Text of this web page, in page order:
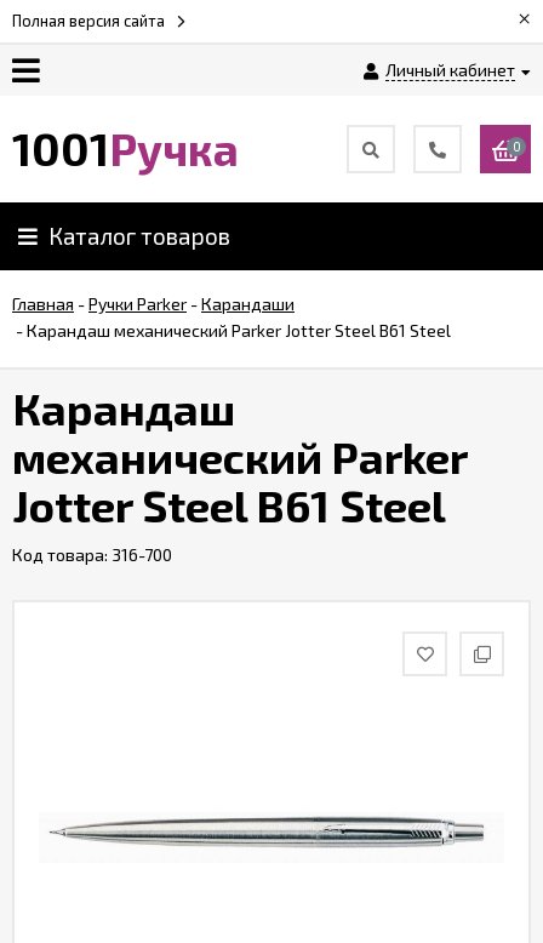
Полная версия сайта ×
Личный кабинет
Возврат
Обзоры
ручек
Контакты
1001Ручка 0
Каталог товаров
Главная -Ручки Parker -Карандаши
-Карандаш механический Parker Jotter Steel B61 Steel
Карандаш
механический Parker
Jotter Steel B61 Steel
Код товара: 316-700